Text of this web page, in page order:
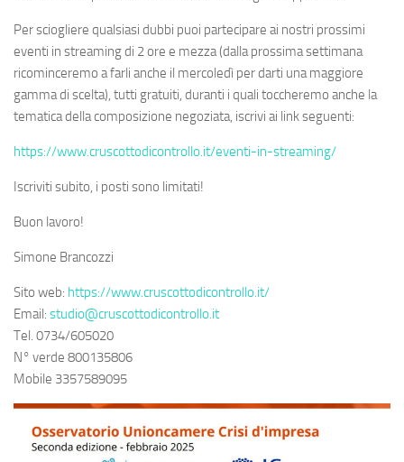
Per sciogliere qualsiasi dubbi puoi partecipare ai nostri prossimi
eventi in streaming di 2 ore e mezza (dalla prossima settimana
ricominceremo a farli anche il mercoledì per darti una maggiore
gamma di scelta), tutti gratuiti, duranti i quali toccheremo anche la
tematica della composizione negoziata, iscrivi ai link seguenti:
https://www.cruscottodicontrollo.it/eventi-in-streaming/
Iscriviti subito, i posti sono limitati!
Buon lavoro!
Simone Brancozzi
Sito web: https://www.cruscottodicontrollo.it/
Email: studio@cruscottodicontrollo.it
Tel. 0734/605020
N° verde 800135806
Mobile 3357589095